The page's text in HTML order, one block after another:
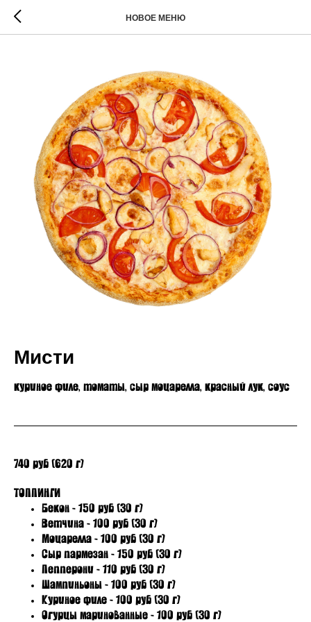
НОВОЕ МЕНЮ
Мисти
куриное филе, томаты, сыр моцарелла, красный лук, соус
740 руб (620 г)
ТОППИНГИ
Бекон - 150 руб (30 г)
Ветчина - 100 руб (30 г)
Моцарелла - 100 руб (30 г)
Сыр пармезан - 150 руб (30 г)
Пепперони - 110 руб (30 г)
Шампиньоны - 100 руб (30 г)
Куриное филе - 100 руб (30 г)
Огурцы маринованные - 100 руб (30 г)